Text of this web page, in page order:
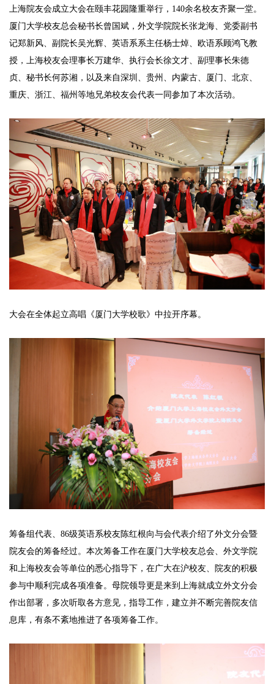
上海院友会成立大会在颐丰花园隆重举行，140余名校友齐聚一堂。
厦门大学校友总会秘书长曾国斌，外文学院院长张龙海、党委副书
记郑新风、副院长吴光辉、英语系系主任杨士焯、欧语系顾鸿飞教
授，上海校友会理事长万建华、执行会长徐文才、副理事长朱德
贞、秘书长何苏湘，以及来自深圳、贵州、内蒙古、厦门、北京、
重庆、浙江、福州等地兄弟校友会代表一同参加了本次活动。
大会在全体起立高唱《厦门大学校歌》中拉开序幕。
筹备组代表、86级英语系校友陈红根向与会代表介绍了外文分会暨
院友会的筹备经过。本次筹备工作在厦门大学校友总会、外文学院
和上海校友会等单位的悉心指导下，在广大在沪校友、院友的积极
参与中顺利完成各项准备。母院领导更是来到上海就成立外文分会
作出部署，多次听取各方意见，指导工作，建立并不断完善院友信
息库，有条不紊地推进了各项筹备工作。